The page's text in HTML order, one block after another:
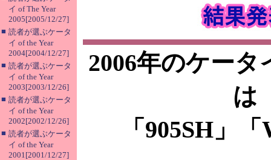
イ of The Year
2005[2005/12/27]
■ 読者が選ぶケータ
イ of the Year
2004[2004/12/27]
■ 読者が選ぶケータ
イ of the Year
2003[2003/12/26]
■ 読者が選ぶケータ
イ of the Year
2002[2002/12/26]
■ 読者が選ぶケータ
イ of the Year
2001[2001/12/27]
2006年のケータ
は
「905SH」